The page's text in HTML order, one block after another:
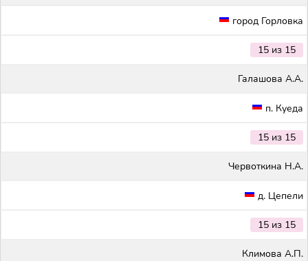
город Горловка
15 из 15
Галашова А.А.
п. Куеда
15 из 15
Червоткина Н.А.
д. Цепели
15 из 15
Климова А.П.